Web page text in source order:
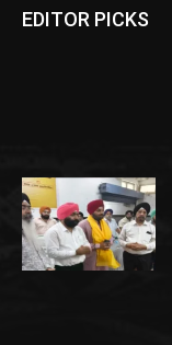
EDITOR PICKS